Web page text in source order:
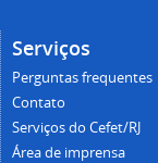
Serviços
Perguntas frequentes
Contato
Serviços do Cefet/RJ
Área de imprensa